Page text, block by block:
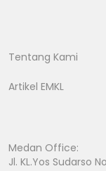
Tentang Kami
Artikel EMKL
Medan Office:
Jl. KL.Yos Sudarso